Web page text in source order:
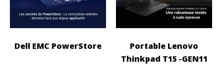
Dell EMC PowerStore
Portable Lenovo
Thinkpad T15 -GEN11